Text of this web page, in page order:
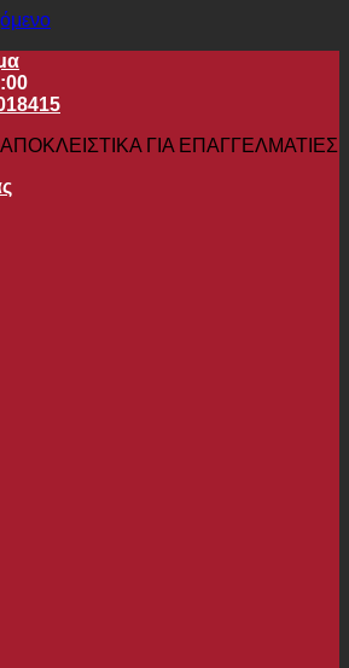
ΑΠΟΚΛΕΙΣΤΙΚΑ ΓΙΑ ΕΠΑΓΓΕΛΜΑΤΙΕΣ